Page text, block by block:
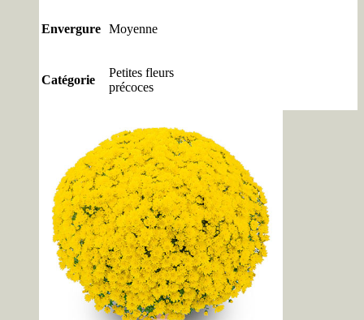
Envergure Moyenne
Catégorie
Petites fleurs
précoces